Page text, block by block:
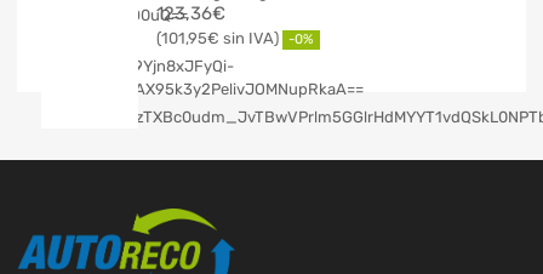
123,36€
101,95€ -0%